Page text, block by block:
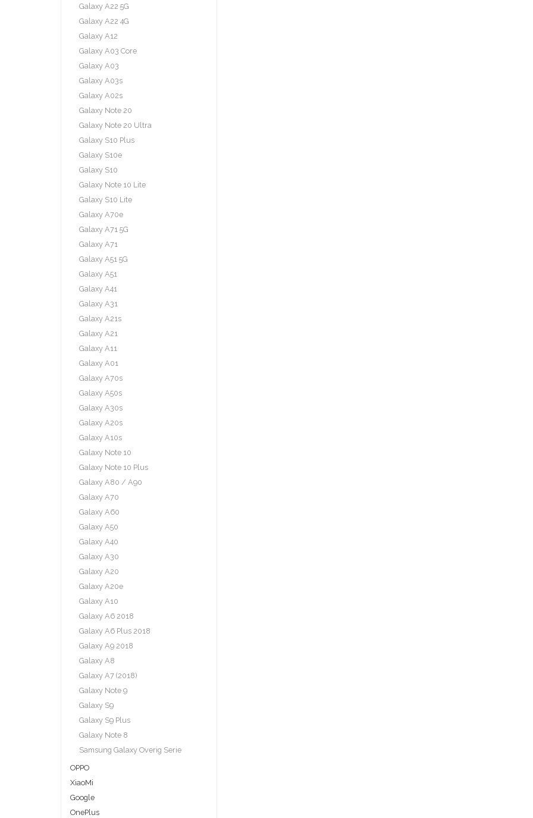
Galaxy A22 5G
Galaxy A22 4G
Galaxy A12
Galaxy A03 Core
Galaxy A03
Galaxy A03s
Galaxy A02s
Galaxy Note 20
Galaxy Note 20 Ultra
Galaxy S10 Plus
Galaxy S10e
Galaxy S10
Galaxy Note 10 Lite
Galaxy S10 Lite
Galaxy A70e
Galaxy A71 5G
Galaxy A71
Galaxy A51 5G
Galaxy A51
Galaxy A41
Galaxy A31
Galaxy A21s
Galaxy A21
Galaxy A11
Galaxy A01
Galaxy A70s
Galaxy A50s
Galaxy A30s
Galaxy A20s
Galaxy A10s
Galaxy Note 10
Galaxy Note 10 Plus
Galaxy A80 / A90
Galaxy A70
Galaxy A60
Galaxy A50
Galaxy A40
Galaxy A30
Galaxy A20
Galaxy A20e
Galaxy A10
Galaxy A6 2018
Galaxy A6 Plus 2018
Galaxy A9 2018
Galaxy A8
Galaxy A7 (2018)
Galaxy Note 9
Galaxy S9
Galaxy S9 Plus
Galaxy Note 8
Samsung Galaxy Overig Serie
OPPO
XiaoMi
Google
OnePlus